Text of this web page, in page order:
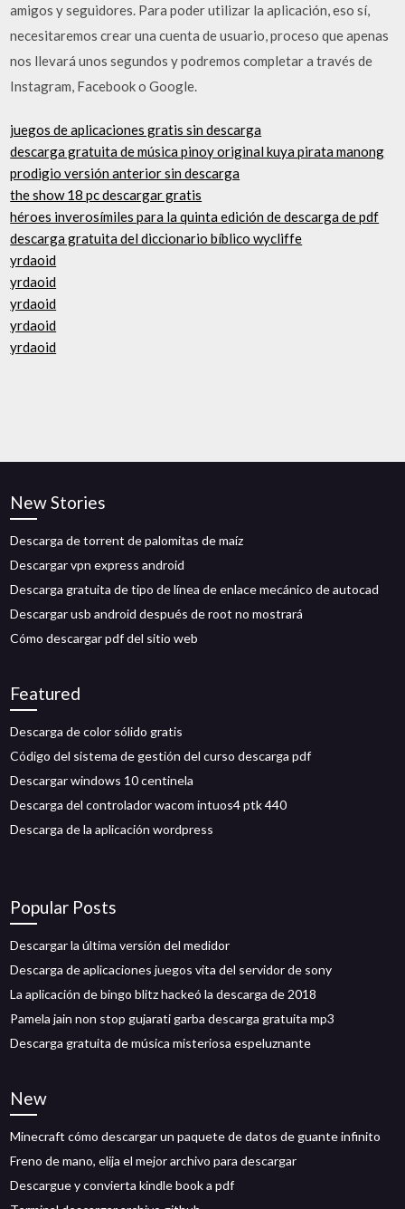
amigos y seguidores. Para poder utilizar la aplicación, eso sí,
necesitaremos crear una cuenta de usuario, proceso que apenas
nos llevará unos segundos y podremos completar a través de
Instagram, Facebook o Google.
juegos de aplicaciones gratis sin descarga
descarga gratuita de música pinoy original kuya pirata manong
prodigio versión anterior sin descarga
the show 18 pc descargar gratis
héroes inverosímiles para la quinta edición de descarga de pdf
descarga gratuita del diccionario bíblico wycliffe
yrdaoid
yrdaoid
yrdaoid
yrdaoid
yrdaoid
New Stories
Descarga de torrent de palomitas de maíz
Descargar vpn express android
Descarga gratuita de tipo de línea de enlace mecánico de autocad
Descargar usb android después de root no mostrará
Cómo descargar pdf del sitio web
Featured
Descarga de color sólido gratis
Código del sistema de gestión del curso descarga pdf
Descargar windows 10 centinela
Descarga del controlador wacom intuos4 ptk 440
Descarga de la aplicación wordpress
Popular Posts
Descargar la última versión del medidor
Descarga de aplicaciones juegos vita del servidor de sony
La aplicación de bingo blitz hackeó la descarga de 2018
Pamela jain non stop gujarati garba descarga gratuita mp3
Descarga gratuita de música misteriosa espeluznante
New
Minecraft cómo descargar un paquete de datos de guante infinito
Freno de mano, elija el mejor archivo para descargar
Descargue y convierta kindle book a pdf